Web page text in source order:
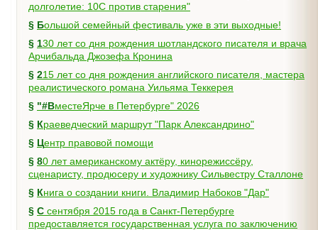
долголетие: 10C против старения"
§
Большой семейный фестиваль уже в эти выходные!
§ 130 лет со дня рождения шотландского писателя и врача
Арчибальда Джозефа Кронина
§ 215 лет со дня рождения английского писателя, мастера
реалистического романа Уильяма Теккерея
§
"#ВместеЯрче в Петербурге" 2026
§
Краеведческий маршрут "Парк Александрино"
§
Центр правовой помощи
§ 80 лет американскому актёру, кинорежиссёру,
сценаристу, продюсеру и художнику Сильвестру Сталлоне
§
Книга о создании книги. Владимир Набоков "Дар"
§ С сентября 2015 года в Санкт-Петербурге
предоставляется государственная услуга по заключению